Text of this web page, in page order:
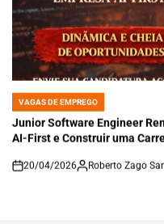
POSTED
IN
VAGAS DE EMPREGO
Junior Software Engineer
AI-First e Construir uma
on
20/04/2026 Roberto Zago